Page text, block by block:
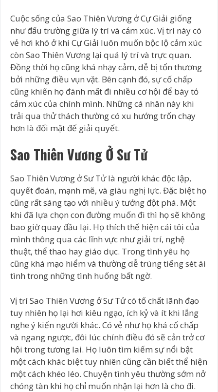
Cuộc sống của Sao Thiên Vương ở Cự Giải giống
như đấu trường giữa lý trí và cảm xúc. Vị trí này có
vẻ hơi khó ở khi Cự Giải luôn muốn bộc lộ cảm xúc
còn Sao Thiên Vương lại quá lý trí và trực quan.
Đồng thời họ cũng khá nhạy cảm, dễ bị tổn thương
bởi những điều vụn vặt. Bên cạnh đó, sự cố chấp
cũng khiến họ đánh mất đi nhiều cơ hội để bày tỏ
cảm xúc của chính mình. Những cá nhân này khi
trải qua thử thách thường có xu hướng trốn chạy
hơn là đối mặt để giải quyết.
Sao Thiên Vương Ở Sư Tử
Sao Thiên Vương ở Sư Tử là người khác độc lập,
quyết đoán, mạnh mẽ, và giàu nghị lực. Đặc biệt họ
cũng rất sáng tạo với nhiều ý tưởng đột phá. Một
khi đã lựa chọn con đường muốn đi thì họ sẽ không
bao giờ quay đầu lại. Họ thích thể hiện cái tôi của
mình thông qua các lĩnh vực như giải trí, nghệ
thuật, thể thao hay giáo dục. Trong tình yêu họ
cũng khá mạo hiểm và thường dễ trúng tiếng sét ái
tình trong những tình huống bất ngờ.
Vị trí Sao Thiên Vương ở Sư Tử có tố chất lãnh đạo
tuy nhiên họ lại hơi kiêu ngạo, ích kỷ và ít khi lắng
nghe ý kiến người khác. Có vẻ như họ khá cố chấp
và ngang ngược, đôi lúc chính điều đó sẽ cản trở cơ
hội trong tương lai. Họ luôn tìm kiếm sự nổi bật
một cách khác biệt tuy nhiên cũng cần biết thể hiện
một cách khéo léo. Chuyện tình yêu thường sớm nở
chóng tàn khi họ chỉ muốn nhận lại hơn là cho đi.